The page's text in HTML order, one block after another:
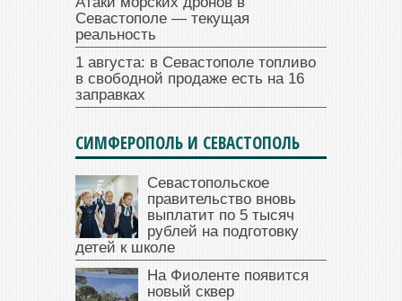
Севастополе — текущая
реальность
1 августа: в Севастополе топливо
в свободной продаже есть на 16
заправках
СИМФЕРОПОЛЬ И СЕВАСТОПОЛЬ
Севастопольское
правительство вновь
выплатит по 5 тысяч
рублей на подготовку
детей к школе
На Фиоленте появится
новый сквер